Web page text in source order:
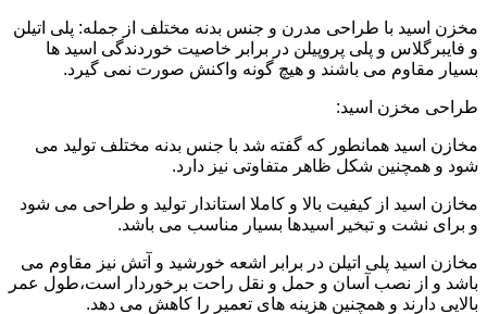
مخزن اسید با طراحی مدرن و جنس بدنه مختلف از جمله: پلی اتیلن
و فایبرگلاس و پلی پروپیلن در برابر خاصیت خوردندگی اسید ها
بسیار مقاوم می باشند و هیچ گونه واکنش صورت نمی گیرد.
طراحی مخزن اسید:
مخازن اسید همانطور که گفته شد با جنس بدنه مختلف تولید می
شود و همچنین شکل ظاهر متفاوتی نیز دارد.
مخازن اسید از کیفیت بالا و کاملا استاندار تولید و طراحی می شود
و برای نشت و تبخیر اسیدها بسیار مناسب می باشد.
مخازن اسید پلی اتیلن در برابر اشعه خورشید و آتش نیز مقاوم می
باشد و از نصب آسان و حمل و نقل راحت برخوردار است،طول عمر
بالایی دارند و همچنین هزینه های تعمیر را کاهش می دهد.